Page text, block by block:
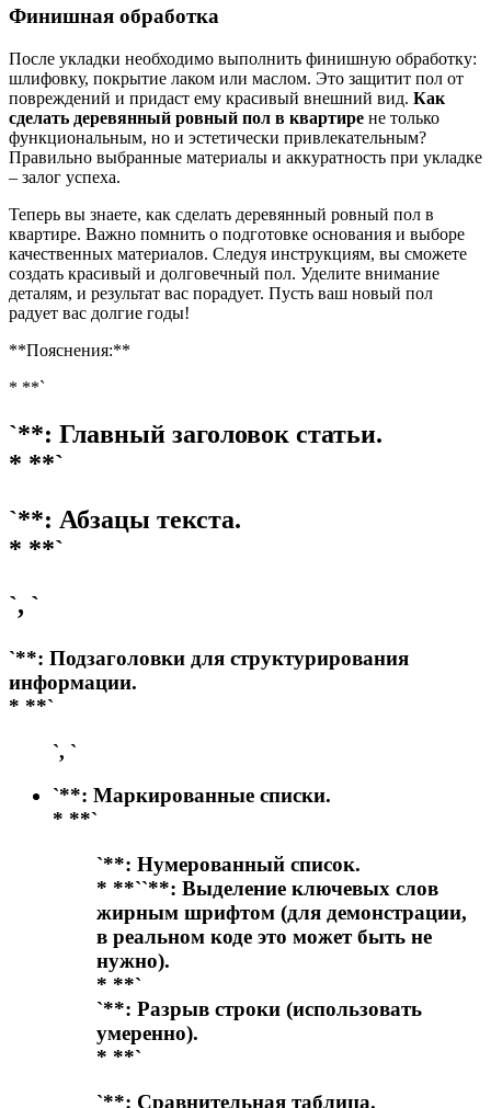
Финишная обработка
После укладки необходимо выполнить финишную обработку:
шлифовку, покрытие лаком или маслом. Это защитит пол от
повреждений и придаст ему красивый внешний вид. Как
сделать деревянный ровный пол в квартире не только
функциональным, но и эстетически привлекательным?
Правильно выбранные материалы и аккуратность при укладке
– залог успеха.
Теперь вы знаете, как сделать деревянный ровный пол в
квартире. Важно помнить о подготовке основания и выборе
качественных материалов. Следуя инструкциям, вы сможете
создать красивый и долговечный пол. Уделите внимание
деталям, и результат вас порадует. Пусть ваш новый пол
радует вас долгие годы!
**Пояснения:**
* **`
`**: Главный заголовок статьи.
* **`
`**: Абзацы текста.
* **`
`, `
`**: Подзаголовки для структурирования
информации.
* **`
`, `
`**: Маркированные списки.
* **`
`**: Нумерованный список.
* **``**: Выделение ключевых слов
жирным шрифтом (для демонстрации,
в реальном коде это может быть не
нужно).
* **`
`**: Разрыв строки (использовать
умеренно).
* **`
`**: Сравнительная таблица.